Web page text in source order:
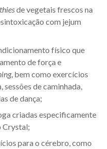
de vegetais frescos na
com jejum
físico que
de força e
, bem como exercícios
de caminhada,
de dança;
criadas especificamente
Crystal;
para o cérebro, como